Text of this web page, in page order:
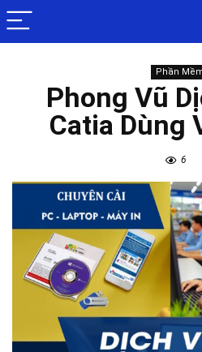
Phần
Phong Vũ
Catia Dùng
6